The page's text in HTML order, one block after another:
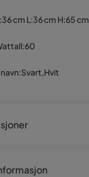
cm L:36 cm H:65 cm
:60
:Svart,Hvit